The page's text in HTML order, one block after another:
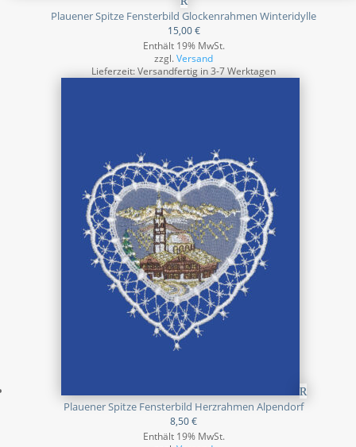
Plauener Spitze Fensterbild Glockenrahmen Winteridylle
15,00€
Enthält 19% MwSt.
zzgl.Versand
Lieferzeit: Versandfertig in 3-7 Werktagen
Plauener Spitze Fensterbild Herzrahmen Alpendorf
8,50€
Enthält 19% MwSt.